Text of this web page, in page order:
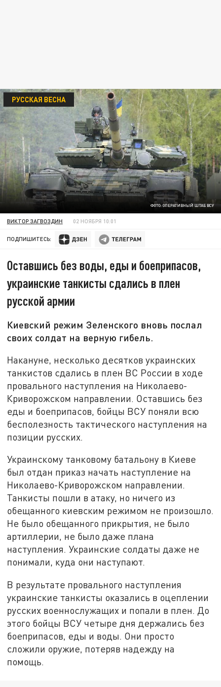
ФОТО: ОПЕРАТИВНЫЙ ШТАБ ВСУ
РУССКАЯ ВЕСНА
ВИКТОР ЗАГВОЗДИН 02 НОЯБРЯ 10:01
ПОДПИШИТЕСЬ:
Оставшись без воды, еды и боеприпасов,
украинские танкисты сдались в плен
русской армии
Киевский режим Зеленского вновь послал
своих солдат на верную гибель.
Накануне, несколько десятков украинских
танкистов сдались в плен ВС России в ходе
провального наступления на Николаево-
Криворожском направлении. Оставшись без
еды и боеприпасов, бойцы ВСУ поняли всю
бесполезность тактического наступления на
позиции русских.
Украинскому танковому батальону в Киеве
был отдан приказ начать наступление на
Николаево-Криворожском направлении.
Танкисты пошли в атаку, но ничего из
обещанного киевским режимом не произошло.
Не было обещанного прикрытия, не было
артиллерии, не было даже плана
наступления. Украинские солдаты даже не
понимали, куда они наступают.
В результате провального наступления
украинские танкисты оказались в оцеплении
русских военнослужащих и попали в плен. До
этого бойцы ВСУ четыре дня держались без
боеприпасов, еды и воды. Они просто
сложили оружие, потеряв надежду на
помощь.